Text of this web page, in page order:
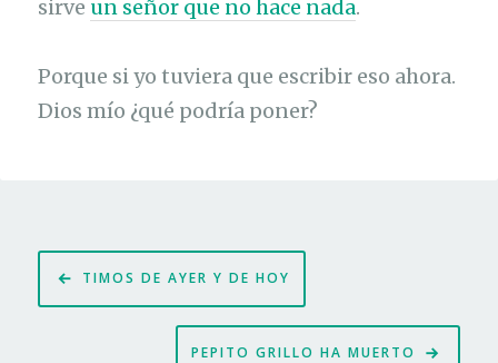
sirve un señor que no hace nada.
Porque si yo tuviera que escribir eso ahora.
Dios mío ¿qué podría poner?
Navegación
de
TIMOS DE AYER Y DE HOY
PEPITO GRILLO HA MUERTO